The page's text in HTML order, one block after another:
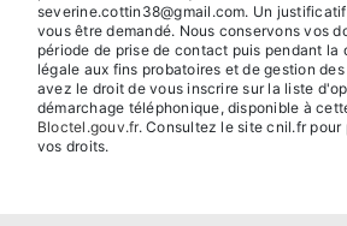
severine.cottin38@gmail.com. Un
vous être demandé. Nous conservons vos
période de prise de contact puis pendant la
légale aux fins probatoires et de gestion
avez le droit de vous inscrire sur la liste
démarchage téléphonique, disponible à
Bloctel.gouv.fr. Consultez le site cnil.fr pour
vos droits.